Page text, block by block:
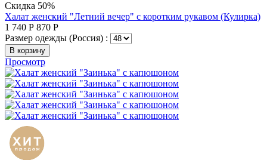
Скидка 50%
Халат женский "Летний вечер" с коротким рукавом (Кулирка)
1 740 Р 870 Р
Размер одежды (Россия) :
В корзину
Просмотр